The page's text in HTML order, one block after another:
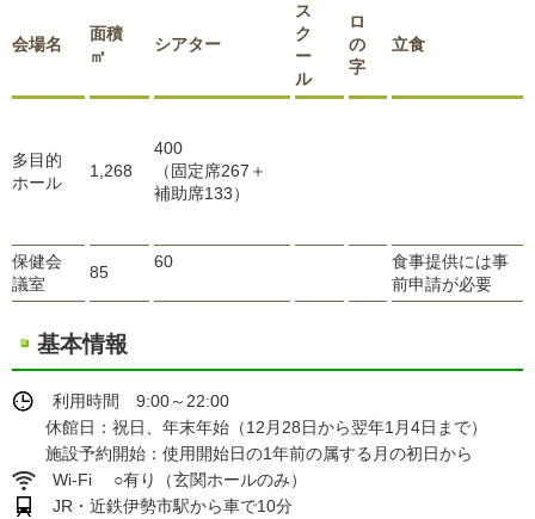
会場名
面積
㎡
シアター
ス
ク
ー
ル
ロ
の
字
立食
多目的
ホール
1,268
400
（固定席267＋
補助席133）
保健会
議室
85
60
食事提供には事
前申請が必要
基本情報
利用時間 9:00～22:00
休館日：祝日、年末年始（12月28日から翌年1月4日まで）
施設予約開始：使用開始日の1年前の属する月の初日から
Wi-Fi ○有り（玄関ホールのみ）
JR・近鉄伊勢市駅から車で10分